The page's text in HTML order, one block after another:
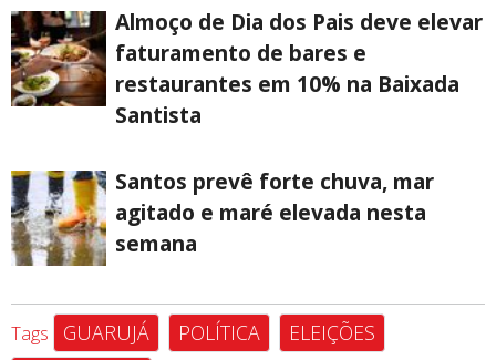
Almoço de Dia dos Pais deve elevar
faturamento de bares e
restaurantes em 10% na Baixada
Santista
Santos prevê forte chuva, mar
agitado e maré elevada nesta
semana
Tags GUARUJÁ POLÍTICA
ELEIÇÕES